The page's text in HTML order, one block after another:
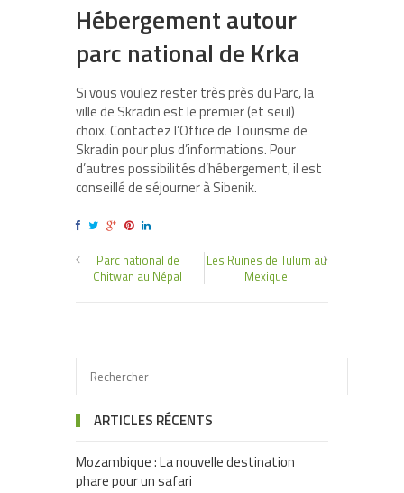
Hébergement autour
parc national de Krka
Si vous voulez rester très près du Parc, la
ville de Skradin est le premier (et seul)
choix. Contactez l’Office de Tourisme de
Skradin pour plus d’informations. Pour
d’autres possibilités d’hébergement, il est
conseillé de séjourner à Sibenik.
Parc national de
Chitwan au Népal
Les Ruines de Tulum au
Mexique
ARTICLES RÉCENTS
Mozambique : La nouvelle destination
phare pour un safari